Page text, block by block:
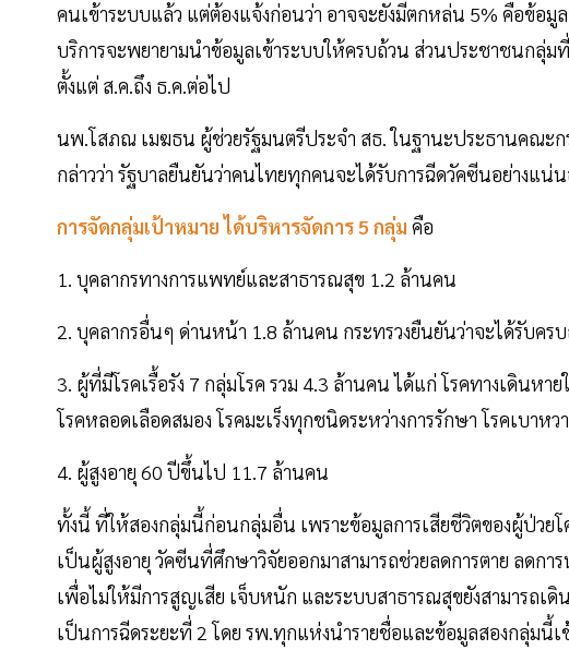
คนเข้าระบบแล้ว แต่ต้องแจ้งก่อนว่า อาจจะยังมีตกหล่น 5% คือข้อ
บริการจะพยายามนำข้อมูลเข้าระบบให้ครบถ้วน ส่วนประชาชนกลุ่
ตั้งแต่ ส.ค.ถึง ธ.ค.ต่อไป
นพ.โสภณ เมฆธน ผู้ช่วยรัฐมนตรีประจำ สธ. ในฐานะประธานคณะก
กล่าวว่า รัฐบาลยืนยันว่าคนไทยทุกคนจะได้รับการฉีดวัคซีนอย่างแน่
การจัดกลุ่มเป้าหมาย ได้บริหารจัดการ 5 กลุ่ม คือ
1. บุคลากรทางการแพทย์และสาธารณสุข 1.2 ล้านคน
2. บุคลากรอื่นๆ ด่านหน้า 1.8 ล้านคน กระทรวงยืนยันว่าจะได้รับคร
3. ผู้ที่มีโรคเรื้อรัง 7 กลุ่มโรค รวม 4.3 ล้านคน ได้แก่ โรคทางเดินหาย
โรคหลอดเลือดสมอง โรคมะเร็งทุกชนิดระหว่างการรักษา โรคเบาห
4. ผู้สูงอายุ 60 ปีขึ้นไป 11.7 ล้านคน
ทั้งนี้ ที่ให้สองกลุ่มนี้ก่อนกลุ่มอื่น เพราะข้อมูลการเสียชีวิตของผู้ป่วย
เป็นผู้สูงอายุ วัคซีนที่ศึกษาวิจัยออกมาสามารถช่วยลดการตาย ลดก
เพื่อไม่ให้มีการสูญเสีย เจ็บหนัก และระบบสาธารณสุขยังสามารถเ
เป็นการฉีดระยะที่ 2 โดย รพ.ทุกแห่งนำรายชื่อและข้อมูลสองกลุ่มนี้